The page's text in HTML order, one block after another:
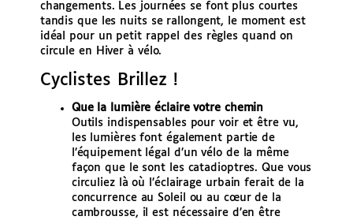
changements. Les journées se font plus courtes
tandis que les nuits se rallongent, le moment est
idéal pour un petit rappel des règles quand on
circule en Hiver à vélo.
Cyclistes Brillez !
Que la lumière éclaire votre chemin
Outils indispensables pour voir et être vu,
les lumières font également partie de
l’équipement légal d’un vélo de la même
façon que le sont les catadioptres. Que vous
circuliez là où l’éclairage urbain ferait de la
concurrence au Soleil ou au cœur de la
cambrousse, il est nécessaire d’en être